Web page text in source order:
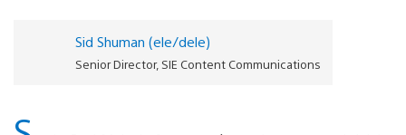
Sid Shuman (ele/dele)
Senior Director, SIE Content Communications